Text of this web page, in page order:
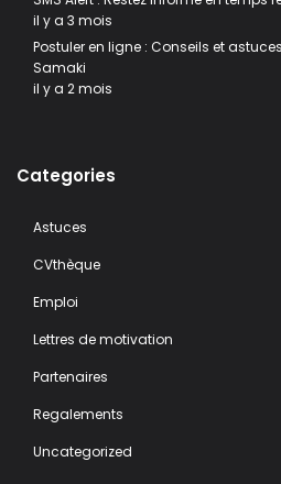
il y a 3 mois
Postuler en ligne : Conseils et
Samaki
il y a 2 mois
Categories
Astuces
CVthèque
Emploi
Lettres de motivation
Partenaires
Regalements
Uncategorized